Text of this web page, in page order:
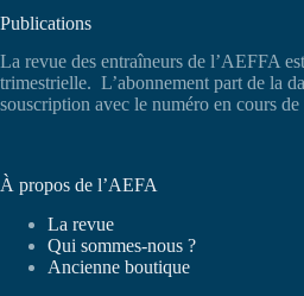
Publications
La revue des entraîneurs de l’AEFFA
trimestrielle. L’abonnement part de la
souscription avec le numéro en cours
À propos de l’AEFA
La revue
Qui sommes-nous ?
Ancienne boutique